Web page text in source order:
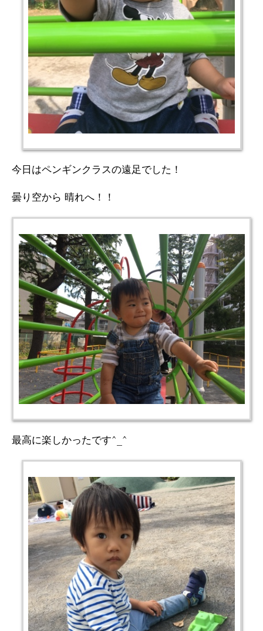
今日はペンギンクラスの遠足でした！
曇り空から 晴れへ！！
最高に楽しかったです^_^